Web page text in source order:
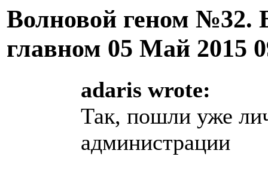
Волновой геном №32.
главном 05 Май 2015
adaris wrote:
Так, пошли уже
администрации